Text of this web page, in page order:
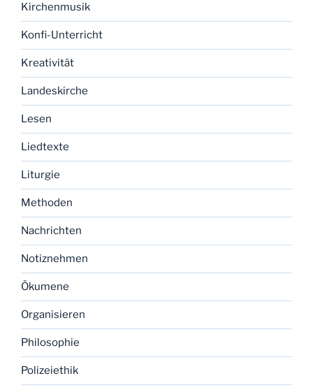
Kirchenmusik
Konfi-Unterricht
Kreativität
Landeskirche
Lesen
Liedtexte
Liturgie
Methoden
Nachrichten
Notiznehmen
Ökumene
Organisieren
Philosophie
Polizeiethik